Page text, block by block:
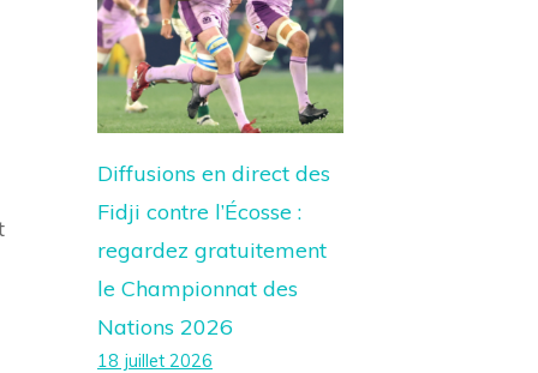
Diffusions en direct des
Fidji contre l’Écosse :
regardez gratuitement
le Championnat des
Nations 2026
18 juillet 2026